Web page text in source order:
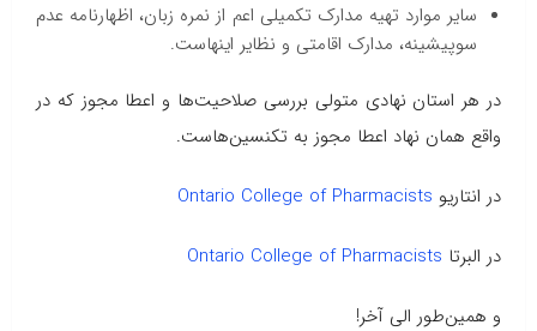
سایر موارد تهیه مدارک تکمیلی اعم از نمره زبان، اظهارنامه عدم
سوپیشینه، مدارک اقامتی و نظایر اینهاست.
در هر استان نهادی متولی بررسی صلاحیت‌ها و اعطا مجوز که در
واقع همان نهاد اعطا مجوز به تکنسین‌هاست.
در انتاریو Ontario College of Pharmacists
در البرتا Ontario College of Pharmacists
و همین‌طور الی آخر!